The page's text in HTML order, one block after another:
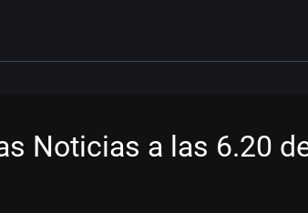
Noticias a las 6.20